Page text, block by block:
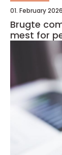
01. February 2026
Brugte
mest for